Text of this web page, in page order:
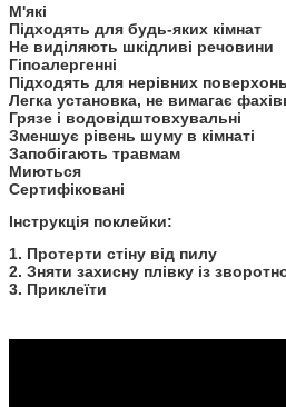
М'які
Підходять для будь-яких кімнат
Не виділяють шкідливі речовини
Гіпоалергенні
Підходять для нерівних поверхонь
Легка установка, не вимагає
Грязе і водовідштовхувальні
Зменшує рівень шуму в кімнаті
Запобігають травмам
Миються
Сертифіковані
Інструкція поклейки:
1. Протерти стіну від пилу
2. Зняти захисну плівку із
3. Приклеїти